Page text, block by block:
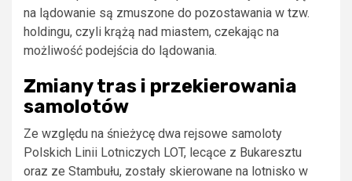
na lądowanie są zmuszone do pozostawania w tzw.
holdingu, czyli krążą nad miastem, czekając na
możliwość podejścia do lądowania.
Zmiany tras i przekierowania
samolotów
Ze względu na śnieżycę dwa rejsowe samoloty
Polskich Linii Lotniczych LOT, lecące z Bukaresztu
oraz ze Stambułu, zostały skierowane na lotnisko w